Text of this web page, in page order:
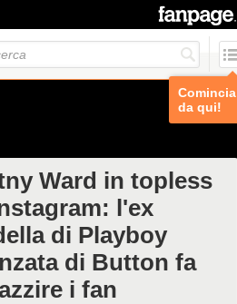
Comincia
da qui!
Ward in topless
l'ex
di Playboy
di Button fa
i fan